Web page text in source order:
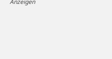
Anzeigen